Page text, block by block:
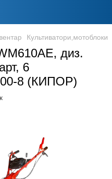
Культиватори,мотоблоки
диз.
6
8 (КИПОР)